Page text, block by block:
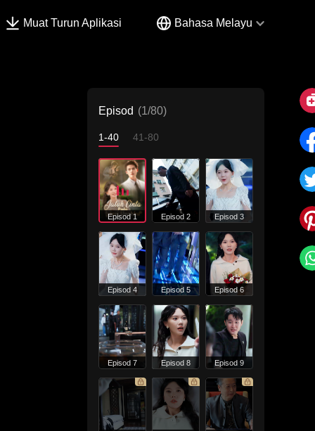
Muat Turun Aplikasi Bahasa Melayu
Episod (1/80)
1-40 41-80
Episod 1 Episod 2 Episod 3
Episod 4 Episod 5 Episod 6
Episod 7 Episod 8 Episod 9